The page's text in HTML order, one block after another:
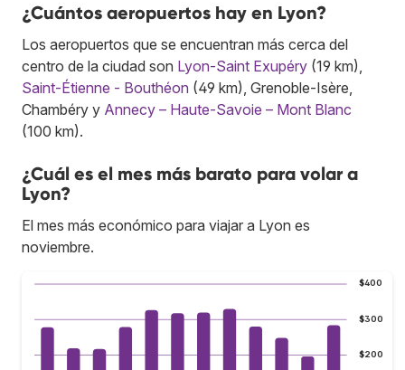
¿Cuántos aeropuertos hay en Lyon?
Los aeropuertos que se encuentran más cerca del
centro de la ciudad son Lyon-Saint Exupéry (19 km),
Saint-Étienne - Bouthéon (49 km), Grenoble-Isère,
Chambéry y Annecy – Haute-Savoie – Mont Blanc
(100 km).
¿Cuál es el mes más barato para volar a
Lyon?
El mes más económico para viajar a Lyon es
noviembre.
$200
$300
$400